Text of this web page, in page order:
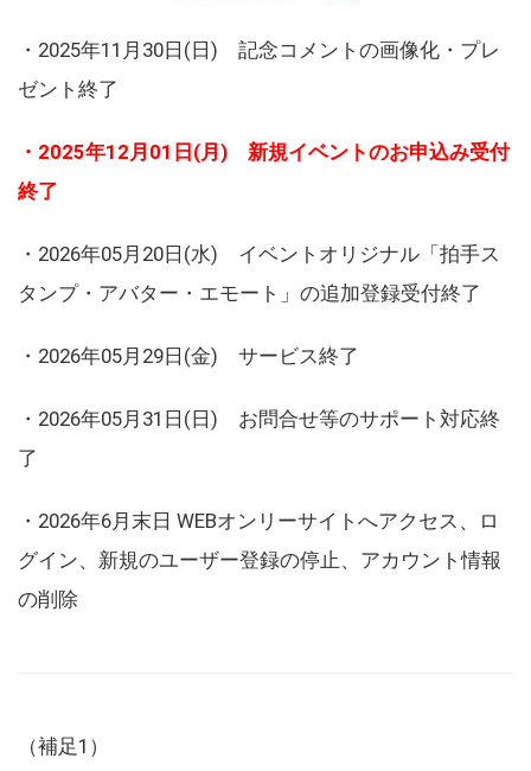
・2025年11月30日(日) 記念コメントの画像化・プレ
ゼント終了
・2025年12月01日(月) 新規イベントのお申込み受付
終了
・2026年05月20日(水) イベントオリジナル「拍手ス
タンプ・アバター・エモート」の追加登録受付終了
・2026年05月29日(金) サービス終了
・2026年05月31日(日) お問合せ等のサポート対応終
了
・2026年6月末日 WEBオンリーサイトへアクセス、ロ
グイン、新規のユーザー登録の停止、アカウント情報
の削除
（補足1）